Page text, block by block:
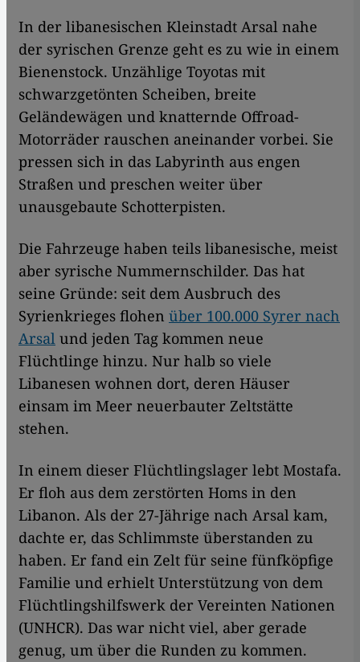
In der libanesischen Kleinstadt Arsal nahe
der syrischen Grenze geht es zu wie in einem
Bienenstock. Unzählige Toyotas mit
schwarzgetönten Scheiben, breite
Geländewägen und knatternde Offroad-
Motorräder rauschen aneinander vorbei. Sie
pressen sich in das Labyrinth aus engen
Straßen und preschen weiter über
unausgebaute Schotterpisten.
Die Fahrzeuge haben teils libanesische, meist
aber syrische Nummernschilder. Das hat
seine Gründe: seit dem Ausbruch des
Syrienkrieges flohen über 100.000 Syrer nach
Arsal und jeden Tag kommen neue
Flüchtlinge hinzu. Nur halb so viele
Libanesen wohnen dort, deren Häuser
einsam im Meer neuerbauter Zeltstätte
stehen.
In einem dieser Flüchtlingslager lebt Mostafa.
Er floh aus dem zerstörten Homs in den
Libanon. Als der 27-Jährige nach Arsal kam,
dachte er, das Schlimmste überstanden zu
haben. Er fand ein Zelt für seine fünfköpfige
Familie und erhielt Unterstützung von dem
Flüchtlingshilfswerk der Vereinten Nationen
(UNHCR). Das war nicht viel, aber gerade
genug, um über die Runden zu kommen.